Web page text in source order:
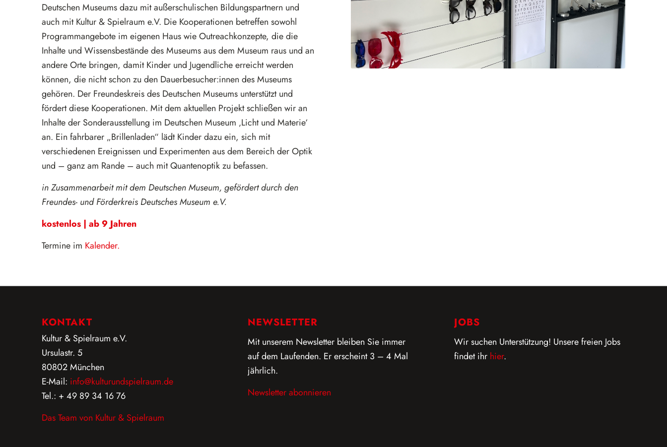
Deutschen Museums dazu mit außerschulischen Bildungspartnern und
auch mit Kultur & Spielraum e.V. Die Kooperationen betreffen sowohl
Programmangebote im eigenen Haus wie Outreachkonzepte, die die
Inhalte und Wissensbestände des Museums aus dem Museum raus und an
andere Orte bringen, damit Kinder und Jugendliche erreicht werden
können, die nicht schon zu den Dauerbesucher:innen des Museums
gehören. Der Freundeskreis des Deutschen Museums unterstützt und
fördert diese Kooperationen. Mit dem aktuellen Projekt schließen wir an
Inhalte der Sonderausstellung im Deutschen Museum ‚Licht und Materie‘
an. Ein fahrbarer „Brillenladen“ lädt Kinder dazu ein, sich mit
verschiedenen Ereignissen und Experimenten aus dem Bereich der Optik
und – ganz am Rande – auch mit Quantenoptik zu befassen.
in Zusammenarbeit mit dem Deutschen Museum, gefördert durch den
Freundes- und Förderkreis Deutsches Museum e.V.
kostenlos | ab 9 Jahren
Termine im Kalender.
KONTAKT
Kultur & Spielraum e.V.
Ursulastr. 5
80802 München
E-Mail: info@kulturundspielraum.de
Tel.: + 49 89 34 16 76
Das Team von Kultur & Spielraum
NEWSLETTER
Mit unserem Newsletter bleiben Sie immer
auf dem Laufenden. Er erscheint 3 – 4 Mal
jährlich.
Newsletter abonnieren
JOBS
Wir suchen Unterstützung! Unsere freien Jobs
findet ihr hier.